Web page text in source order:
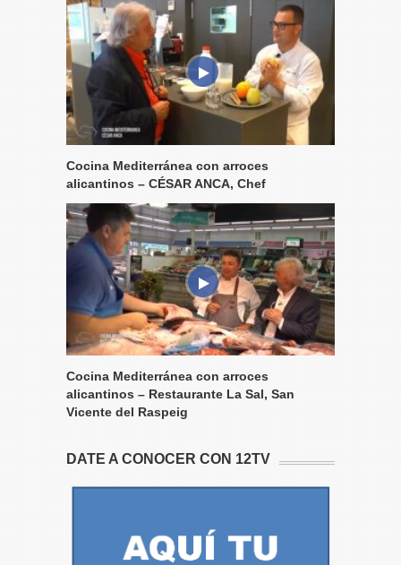
Cocina Mediterránea con arroces
alicantinos – CÉSAR ANCA, Chef
Cocina Mediterránea con arroces
alicantinos – Restaurante La Sal, San
Vicente del Raspeig
DATE A CONOCER CON 12TV